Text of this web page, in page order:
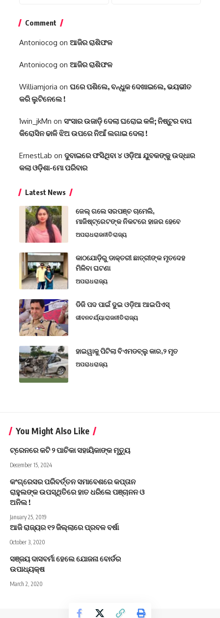
Comment
Antoniocog on ଆଜିର ରାଶିଫଳ
Antoniocog on ଆଜିର ରାଶିଫଳ
Williamjoria on ଘରେ ପଶିଲେ, ବନ୍ଧୁକ ଦେଖାଇଲେ, ଭୟଭୀତ
କରି ଲୁଟିନେଲେ !
1win_jkMn on ସଂସାର ଉଜାଡ଼ି ଦେଲା ଘରୋଇ କଳି; ନିଷ୍ଟୁର ବାପ
କିରୋସିନ ଢାଳି ଝିଅ ଉପରେ ନିଆଁ ଲଗାଇ ଦେଲା !
ErnestLab on ଦୁବାଇରେ ଫସିଥିବା ୪ ଓଡ଼ିଆ ଯୁବକଙ୍କୁ ଉଦ୍ଧାର
କଲା ଓଡ଼ିଶା-ମୋ ପରିବାର
Latest News
ଜେଲ୍ ଗଲେ ସରପଞ୍ଚ ଚାମେଲି,
ମାଜିଷ୍ଟ୍ରେଟଙ୍କ ନିକଟରେ ହାଜର ହେବେ
ଅପରାଧରାଜନୀତିରାଜ୍ୟ
କାଠଯୋଡ଼ିରୁ ଡାକ୍ତରୀ ଛାତ୍ରୀଙ୍କ ମୃତଦେହ
ମିଳିବା ଘଟଣା
ଅପରାଧରାଜ୍ୟ
ଡିଜି ପଦ ପାଇଁ ଦୁଇ ଓଡ଼ିଆ ଆଇପିଏସ୍
ଜୀବନଚର୍ଯ୍ୟାରାଜନୀତିରାଜ୍ୟ
ହାଇୱାକୁ ପିଟିଲା ବିଏମଡବ୍ଲୁ କାର,୨ ମୃତ
ଅପରାଧରାଜ୍ୟ
You Might Also Like
ଟ୍ରେନରେ କଟି ୨ ପାଚିକା ସହାୟିକାଙ୍କ ମୃତ୍ୟୁ
December 15, 2024
କଂଗ୍ରେସର ପରିବର୍ତ୍ତନ ସମାବେଶରେ କପ୍ତାନ
ରାହୁଲଙ୍କ ଉପସ୍ଥିତିରେ ହାତ ଧରିଲେ ପଞ୍ଚାନନ ଓ
ଅନିଲ !
January 25, 2019
ଆଜି ରାଜ୍ୟର ୧୨ ଜିଲ୍ଲାରେ ପ୍ରବଳ ବର୍ଷା
October 3, 2020
ସଞ୍ଜୟ ଦାସବର୍ମା ହେଲେ ଯୋଜନା ବୋର୍ଡର
ଉପାଧ୍ୟକ୍ଷ
March 2, 2020